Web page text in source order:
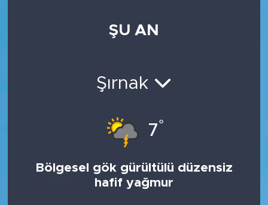
ŞU AN
Şırnak
7°
Bölgesel gök gürültülü düzensiz
hafif yağmur
Son Dakika Haberleri